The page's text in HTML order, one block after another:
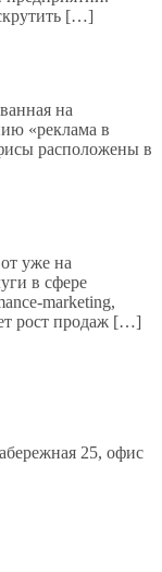
[…]
на
«реклама в
расположены в
уже на
в сфере
marketing,
рост продаж […]
25, офис